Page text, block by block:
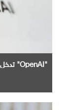
"OpenAI" تدخل علي خط الصراع مع أمازون